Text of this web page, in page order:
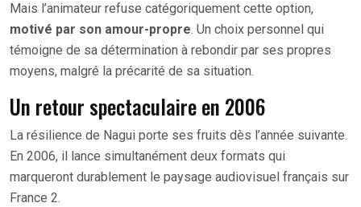
Mais l’animateur refuse catégoriquement cette option,
motivé par son amour-propre. Un choix personnel qui
témoigne de sa détermination à rebondir par ses propres
moyens, malgré la précarité de sa situation.
Un retour spectaculaire en 2006
La résilience de Nagui porte ses fruits dès l’année suivante.
En 2006, il lance simultanément deux formats qui
marqueront durablement le paysage audiovisuel français sur
France 2.